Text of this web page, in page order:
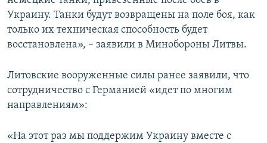
Украину. Танки будут возвращены на поле боя, как
только их техническая способность будет
восстановлена», – заявили в Минобороны Литвы.
Литовские вооруженные силы ранее заявили, что
сотрудничество с Германией «идет по многим
направлениям»:
«На этот раз мы поддержим Украину вместе с